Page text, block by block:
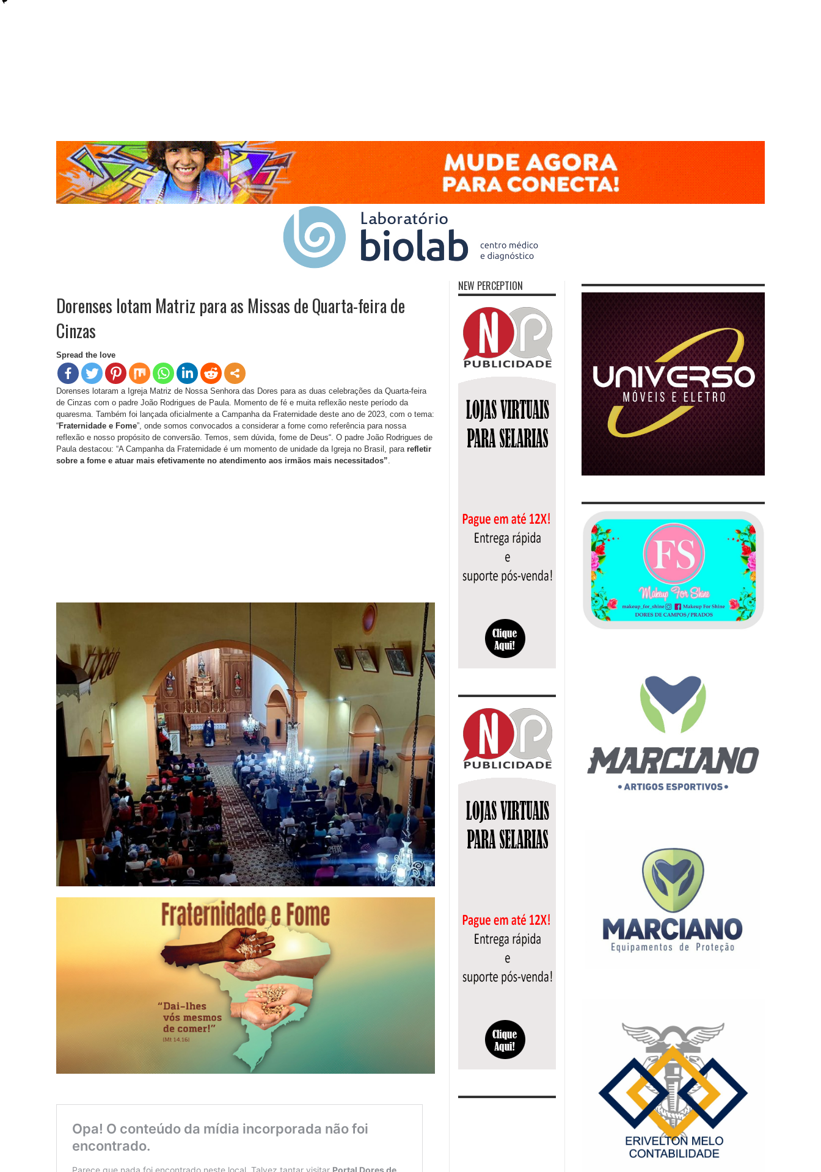
Dorenses lotam Matriz para as Missas de Quarta-feira de
Cinzas
Spread the love
Dorenses lotaram a Igreja Matriz de Nossa Senhora das Dores para as duas celebrações da Quarta-feira
de Cinzas com o padre João Rodrigues de Paula. Momento de fé e muita reflexão neste período da
quaresma. Também foi lançada oficialmente a Campanha da Fraternidade deste ano de 2023, com o tema:
“Fraternidade e Fome”, onde somos convocados a considerar a fome como referência para nossa
reflexão e nosso propósito de conversão. Temos, sem dúvida, fome de Deus“. O padre João Rodrigues de
Paula destacou: “A Campanha da Fraternidade é um momento de unidade da Igreja no Brasil, para refletir
sobre a fome e atuar mais efetivamente no atendimento aos irmãos mais necessitados”
NEW PERCEPTION